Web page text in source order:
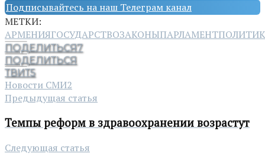
Подписывайтесь на наш Телеграм канал
МЕТКИ:
АРМЕНИЯГОСУДАРСТВОЗАКОНЫПАРЛАМЕНТ
ПОДЕЛИТЬСЯ7
ПОДЕЛИТЬСЯ
ТВИТ5
Новости СМИ2
Предыдущая статья
Темпы реформ в здравоохранении возрастут
Следующая статья